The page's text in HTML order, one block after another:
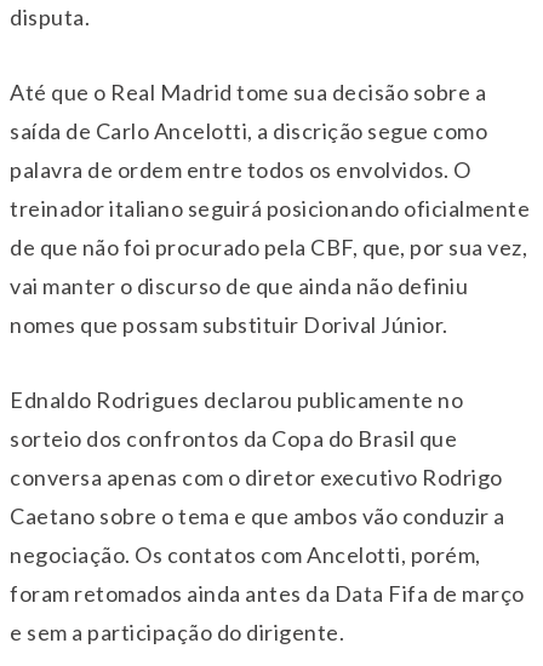
disputa.
Até que o Real Madrid tome sua decisão sobre a
saída de Carlo Ancelotti, a discrição segue como
palavra de ordem entre todos os envolvidos. O
treinador italiano seguirá posicionando oficialmente
de que não foi procurado pela CBF, que, por sua vez,
vai manter o discurso de que ainda não definiu
nomes que possam substituir Dorival Júnior.
Ednaldo Rodrigues declarou publicamente no
sorteio dos confrontos da Copa do Brasil que
conversa apenas com o diretor executivo Rodrigo
Caetano sobre o tema e que ambos vão conduzir a
negociação. Os contatos com Ancelotti, porém,
foram retomados ainda antes da Data Fifa de março
e sem a participação do dirigente.